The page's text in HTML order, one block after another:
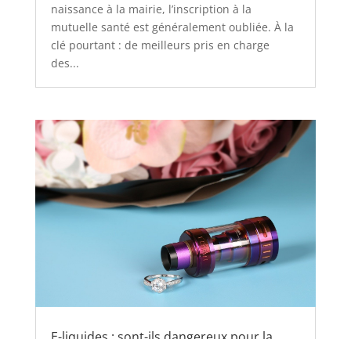
naissance à la mairie, l’inscription à la
mutuelle santé est généralement oubliée. À la
clé pourtant : de meilleurs pris en charge
des...